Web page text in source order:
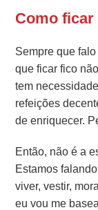
Como
Sempre que
que ficar fico
tem
refeições
de enriquecer.
Então, não é a
Estamos
viver, vestir,
eu vou me